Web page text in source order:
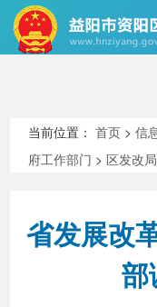
新闻中心
当前位置：首页 >信
府工作部门 > 区发改局
省发展改
部